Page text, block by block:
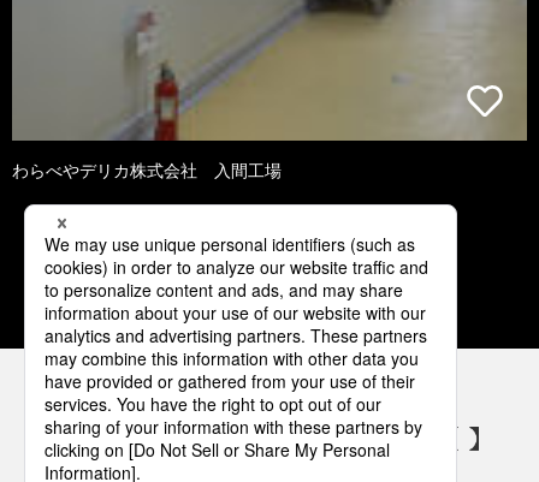
わらべやデリカ株式会社 入間工場
1 2 3 4 5
パナソニックの電気設備 SNSアカウント